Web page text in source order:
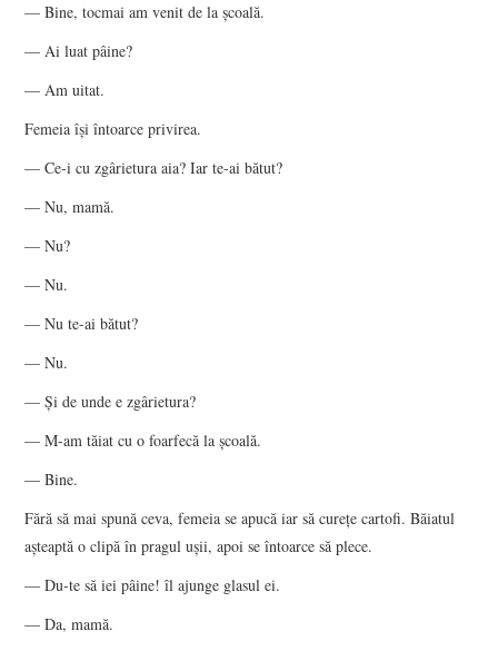
— Bine, tocmai am venit de la şcoală.
— Ai luat pâine?
— Am uitat.
Femeia îşi întoarce privirea.
— Ce-i cu zgârietura aia? Iar te-ai bătut?
— Nu, mamă.
— Nu?
— Nu.
— Nu te-ai bătut?
— Nu.
— Şi de unde e zgârietura?
— M-am tăiat cu o foarfecă la şcoală.
— Bine.
Fără să mai spună ceva, femeia se apucă iar să cureţe cartofi. Băiatul
aşteaptă o clipă în pragul uşii, apoi se întoarce să plece.
— Du-te să iei pâine! îl ajunge glasul ei.
— Da, mamă.